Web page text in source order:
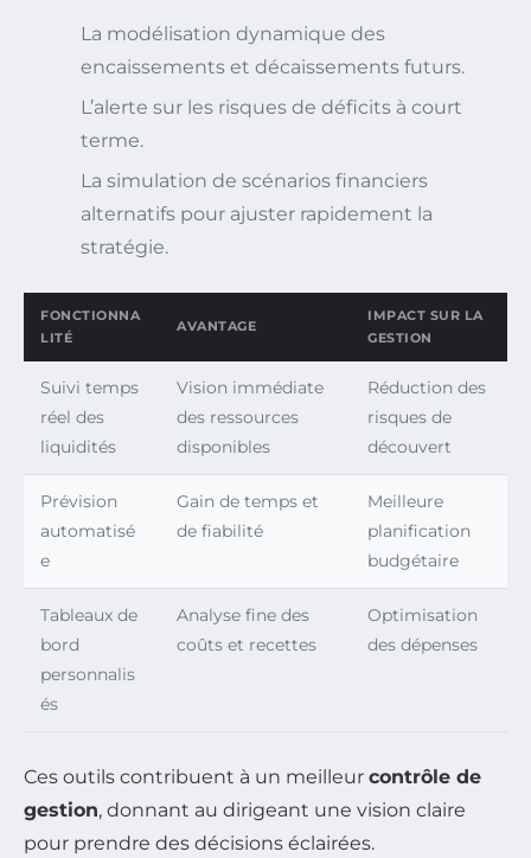
La modélisation dynamique des
encaissements et décaissements futurs.
L’alerte sur les risques de déficits à court
terme.
La simulation de scénarios financiers
alternatifs pour ajuster rapidement la
stratégie.
FONCTIONNA
LITÉ
AVANTAGE
IMPACT SUR LA
GESTION
Suivi temps
réel des
liquidités
Vision immédiate
des ressources
disponibles
Réduction des
risques de
découvert
Prévision
automatisé
e
Gain de temps et
de fiabilité
Meilleure
planification
budgétaire
Tableaux de
bord
personnalis
és
Analyse fine des
coûts et recettes
Optimisation
des dépenses
Ces outils contribuent à un meilleur contrôle de
gestion, donnant au dirigeant une vision claire
pour prendre des décisions éclairées.